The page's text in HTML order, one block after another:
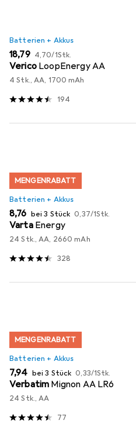
Batterien + Akkus
EUR
18,79 EUR
4,70/1Stk.
Verico LoopEnergy AA
4 Stk., AA, 1700 mAh
194
MENGENRABATT
Batterien + Akkus
EUR
8,76 bei 3 Stück EUR
0,37/1Stk.
Varta Energy
24 Stk., AA, 2660 mAh
328
MENGENRABATT
Batterien + Akkus
EUR
7,94 bei 3 Stück EUR
0,33/1Stk.
Verbatim Mignon AA LR6
24 Stk., AA
77